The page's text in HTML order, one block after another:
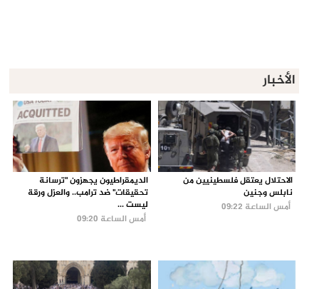
الأخبار
الاحتلال يعتقل فلسطينيين من
نابلس وجنين
أمس الساعة 09:22
الديمقراطيون يجهزون "ترسانة
تحقيقات" ضد ترامب.. والعزل ورقة
ليست ...
أمس الساعة 09:20